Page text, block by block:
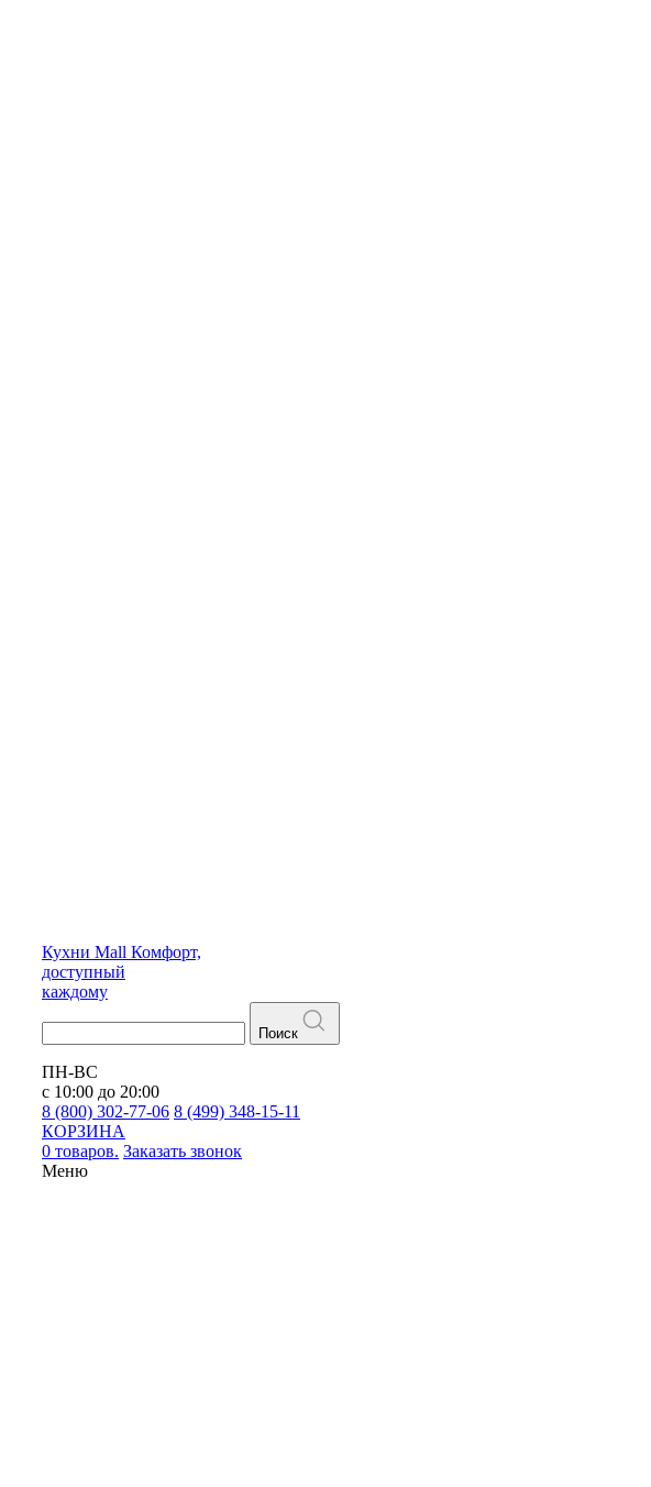
Кухни Mall Комфорт,
доступный
каждому
Поиск
ПН-ВС
с 10:00 до 20:00
8 (800) 302-77-06 8 (499) 348-15-11
КОРЗИНА
0 товаров. Заказать звонок
Меню